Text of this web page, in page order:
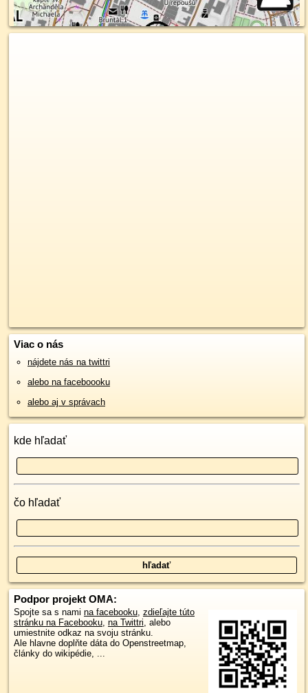
Viac o nás
nájdete nás na twittri
alebo na faceboooku
alebo aj v správach
kde hľadať
čo hľadať
Podpor projekt OMA:
Spojte sa s nami na facebooku, zdieľajte túto
stránku na Facebooku, na Twittri, alebo
umiestnite odkaz na svoju stránku.
Ale hlavne doplňte dáta do Openstreetmap,
články do wikipédie, ...